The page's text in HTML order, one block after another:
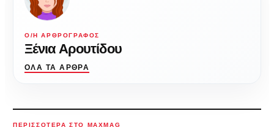
Ο/Η ΑΡΘΡΟΓΡΆΦΟΣ
Ξένια Αρουτίδου
ΌΛΑ ΤΑ ΆΡΘΡΑ
ΠΕΡΙΣΣΌΤΕΡΑ ΣΤΟ MAXMAG